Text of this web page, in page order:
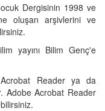
Dergisinin 1998 ve
oluşan arşivlerini ve
yayını Bilim Genç'e
Reader ya da
Adobe Acrobat Reader